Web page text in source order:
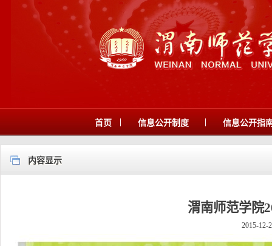
首页 信息公开制度 信息公开指
内容显示
渭南师范学院
2015-12-